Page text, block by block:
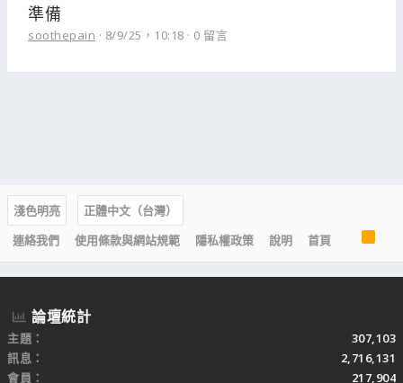
準備
soothepain 8/9/25，10:18 0 留言
淺色明亮
正體中文（台灣）
連絡我們
使用條款與網站規範 隱私權政策 說明 首頁
R
S
S
論壇統計
主題
307,103
訊息
2,716,131
會員
217,904